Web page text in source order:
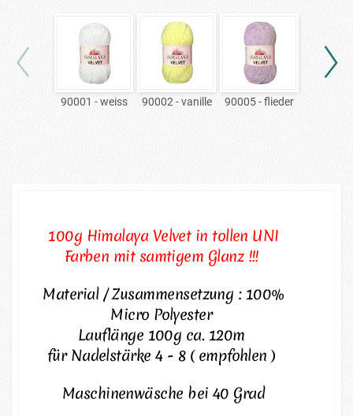
90001 - weiss 90002 - vanille 90005 - flieder
100g Himalaya Velvet in tollen UNI
Farben mit samtigem Glanz !!!
Material / Zusammensetzung : 100%
Micro Polyester
Lauflänge 100g ca. 120m
für Nadelstärke 4 - 8 ( empfohlen )
Maschinenwäsche bei 40 Grad